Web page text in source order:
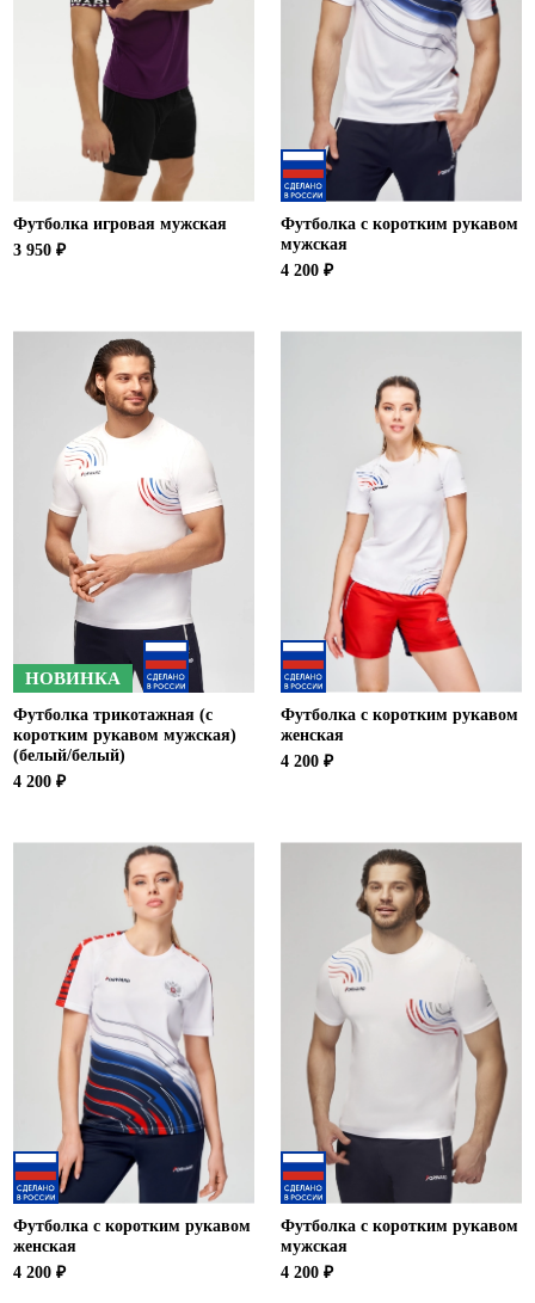
Ханты-Мансийский автономный округ (3)
Челябинская область (2)
Ямало-Ненецкий автономный округ (1)
Ярославская область (1)
Футболка игровая мужская
3 950 ₽
Футболка с коротким рукавом
мужская
4 200 ₽
НОВИНКА
Футболка трикотажная (с
коротким рукавом мужская)
(белый/белый)
4 200 ₽
Футболка с коротким рукавом
женская
4 200 ₽
Футболка с коротким рукавом
женская
4 200 ₽
Футболка с коротким рукавом
мужская
4 200 ₽